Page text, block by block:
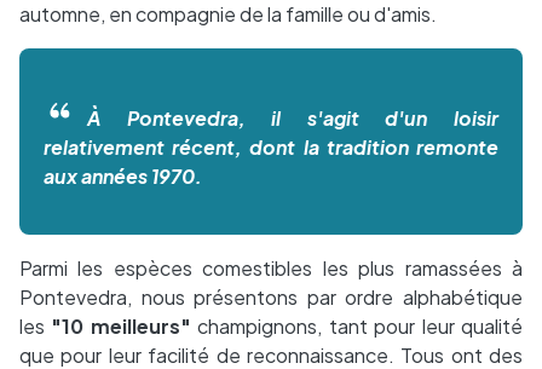
automne, en compagnie de la famille ou d'amis.
À Pontevedra, il s'agit d'un loisir
relativement récent, dont la tradition remonte
aux années 1970.
Parmi les espèces comestibles les plus ramassées à
Pontevedra, nous présentons par ordre alphabétique
les "10 meilleurs" champignons, tant pour leur qualité
que pour leur facilité de reconnaissance. Tous ont des